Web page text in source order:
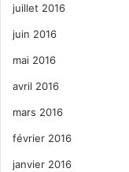
juillet 2016
juin 2016
mai 2016
avril 2016
mars 2016
février 2016
janvier 2016